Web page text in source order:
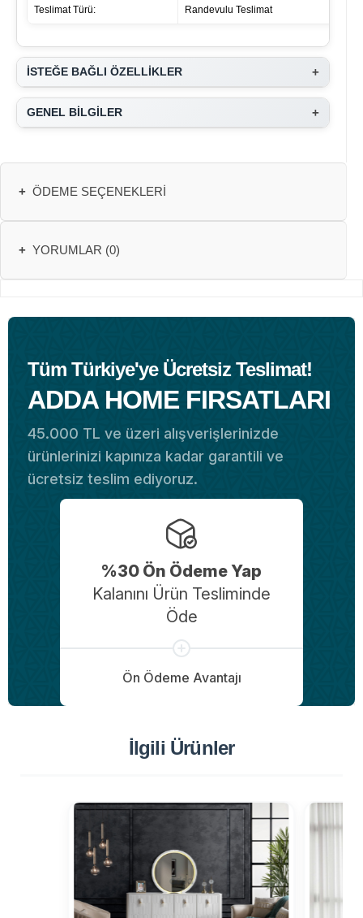
Teslimat Türü: Randevulu Teslimat
İSTEĞE BAĞLI ÖZELLİKLER +
GENEL BİLGİLER +
+ ÖDEME SEÇENEKLERI
+ YORUMLAR (0)
Tüm Türkiye'ye Ücretsiz Teslimat!
ADDA HOME FIRSATLARI
45.000 TL ve üzeri alışverişlerinizde
ürünlerinizi kapınıza kadar garantili ve
ücretsiz teslim ediyoruz.
%30 Ön Ödeme Yap
Kalanını Ürün Tesliminde
Öde
Ön Ödeme Avantajı
İlgili Ürünler